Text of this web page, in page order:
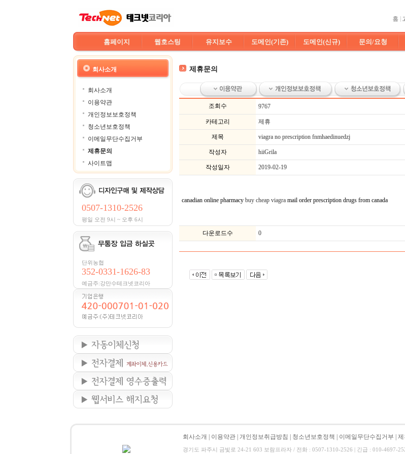
홈페이지 웹호스팅 유지보수 도메인(기존) 도메인(신규) 문의/요청
회사소개
회사소개
이용약관
개인정보보호정책
청소년보호정책
이메일무단수집거부
제휴문의
사이트맵
0507-1310-2526
평일 오전 9시 ~ 오후 6시
단위농협
352-0331-1626-83
예금주:강만수테크넷코리아
제휴문의
조회수 9767
카테고리 제휴
제목 viagra no prescription fnmhaedinuedzj
작성자 hiiGrila
작성일자 2019-02-19
canadian online pharmacy buy cheap viagra mail order prescription drugs from canada
다운로드수 0
회사소개 이용약관 개인정보취급방침 청소년보호정책 이메일무단수집거부 제
경기도 파주시 금빛로 24-21 603 보람프라자 / 전화 : 0507-1310-2526 | 긴급 : 010-4697-